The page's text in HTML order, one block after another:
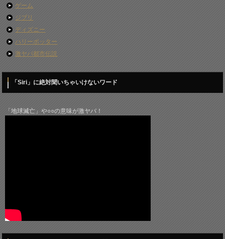
ゲーム
ジブリ
ディズニー
ハリーポッター
激ヤバ都市伝説
「Siri」に絶対聞いちゃいけないワード
「地球滅亡」や○○の意味が激ヤバ！